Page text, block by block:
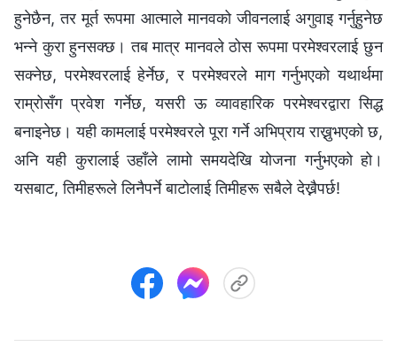
हुनेछैन, तर मूर्त रूपमा आत्माले मानवको जीवनलाई अगुवाइ गर्नुहुनेछ
भन्‍ने कुरा हुनसक्छ। तब मात्र मानवले ठोस रूपमा परमेश्‍वरलाई छुन
सक्नेछ, परमेश्‍वरलाई हेर्नेछ, र परमेश्‍वरले माग गर्नुभएको यथार्थमा
राम्रोसँग प्रवेश गर्नेछ, यसरी ऊ व्यावहारिक परमेश्‍वरद्वारा सिद्ध
बनाइनेछ। यही कामलाई परमेश्‍वरले पूरा गर्ने अभिप्राय राख्नुभएको छ,
अनि यही कुरालाई उहाँले लामो समयदेखि योजना गर्नुभएको हो।
यसबाट, तिमीहरूले लिनैपर्ने बाटोलाई तिमीहरू सबैले देख्नैपर्छ!